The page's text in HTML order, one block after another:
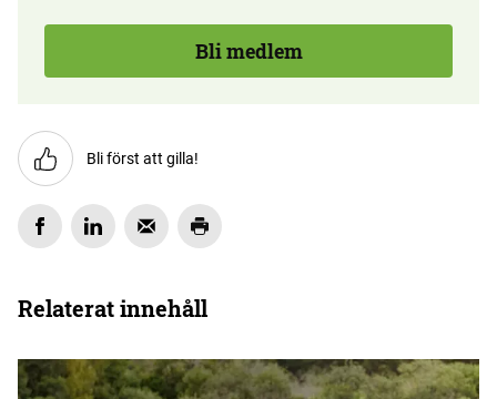
Bli medlem
Bli först att gilla!
Relaterat innehåll